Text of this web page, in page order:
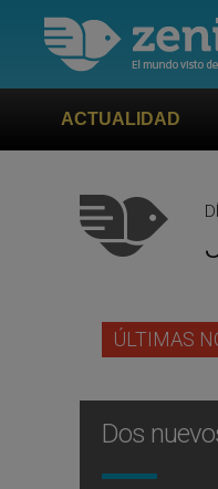
ACTUALIDAD
Himno
ÚLTIMAS
Dos